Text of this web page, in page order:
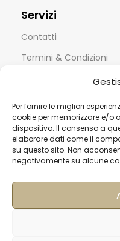
Per fornire le migliori
cookie per memorizzare e/o
dispositivo. Il consenso a
elaborare dati come il
su questo sito. Non
negativamente su alcune
Servizi
Contatti
Termini & Condizioni
Privacy & Cookie Policy
Informativa Newsletter
Iscriviti alla
[mailup_form]